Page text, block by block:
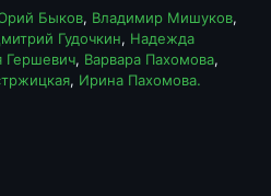
Быков, Владимир Мишуков,
Гудочкин, Надежда
Гершевич, Варвара Пахомова,
, Ирина Пахомова.